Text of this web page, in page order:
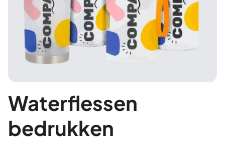
Waterflessen
bedrukken